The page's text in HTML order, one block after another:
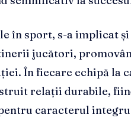
în sport, s-a implicat
jucători,
În fiecare echipă la
relații durabile,
caracterul integru